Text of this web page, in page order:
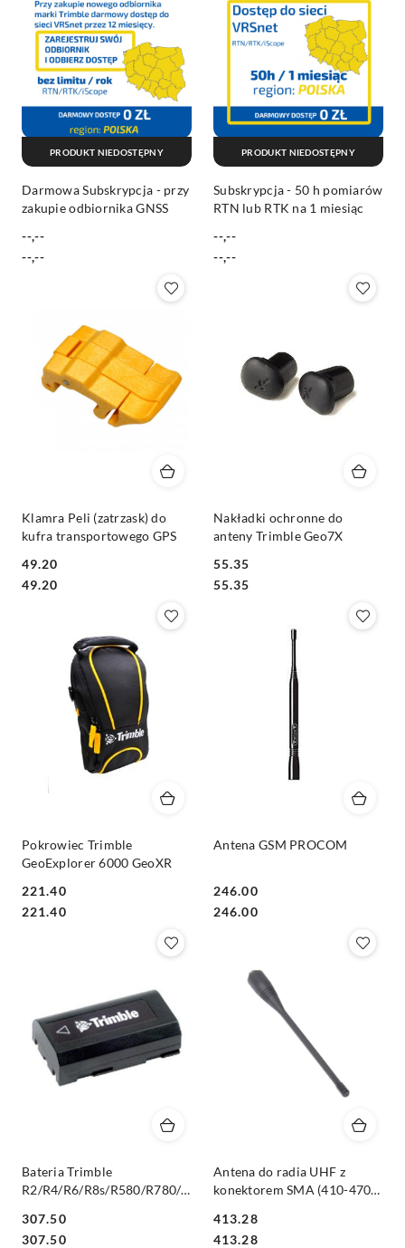
Darmowa Subskrypcja - przy
zakupie odbiornika GNSS
Cena:
--,--
Cena:
--,--
PRODUKT NIEDOSTĘPNY
Subskrypcja - 50 h pomiarów
RTN lub RTK na 1 miesiąc
Cena:
--,--
Cena:
--,--
PRODUKT NIEDOSTĘPNY
Klamra Peli (zatrzask) do
kufra transportowego GPS
Cena:
49.20
Cena:
49.20
Nakładki ochronne do
anteny Trimble Geo7X
Cena:
55.35
Cena:
55.35
Pokrowiec Trimble
GeoExplorer 6000 GeoXR
Cena:
221.40
Cena:
221.40
Antena GSM PROCOM
Cena:
246.00
Cena:
246.00
Bateria Trimble
R2/R4/R6/R8s/R580/R780/DiNi
Cena:
307.50
Cena:
307.50
Antena do radia UHF z
konektorem SMA (410-470
Cena:
413.28
Cena:
413.28